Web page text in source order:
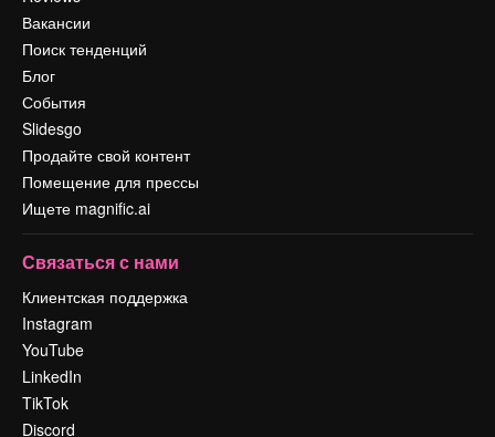
Вакансии
Поиск тенденций
Блог
События
Slidesgo
Продайте свой контент
Помещение для прессы
Ищете magnific.ai
Связаться с нами
Клиентская поддержка
Instagram
YouTube
LinkedIn
TikTok
Discord